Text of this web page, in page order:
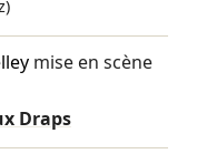
mise en scène
Draps